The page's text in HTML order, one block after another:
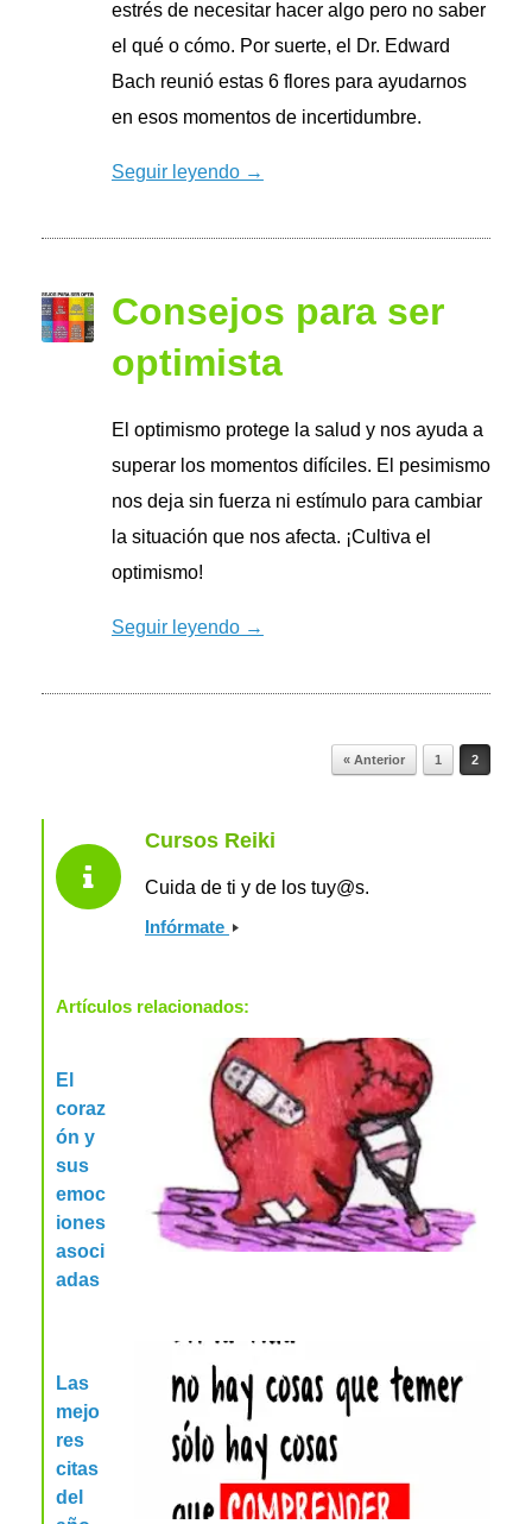
estrés de necesitar hacer algo pero no saber
el qué o cómo. Por suerte, el Dr. Edward
Bach reunió estas 6 flores para ayudarnos
en esos momentos de incertidumbre.
Seguir leyendo →
Consejos para ser
optimista
El optimismo protege la salud y nos ayuda a
superar los momentos difíciles. El pesimismo
nos deja sin fuerza ni estímulo para cambiar
la situación que nos afecta. ¡Cultiva el
optimismo!
Seguir leyendo →
« Anterior 1 2
Cursos Reiki
Cuida de ti y de los tuy@s.
Infórmate
Artículos relacionados:
El
coraz
ón y
sus
emoc
iones
asoci
adas
Las
mejo
res
citas
del